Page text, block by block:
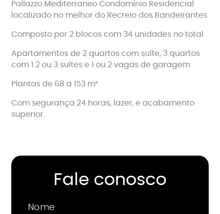
Pallazzo Mediterraneo Condomínio Residencial
localizado no melhor do Recreio dos Bandeirantes
Composto por 2 blocos com 34 unidades no total
Apartamentos de 2 quartos com suíte, 3 quartos
com 1 2 ou 3 suítes e 1 ou 2 vagas de garagem
Plantas de 68 a 153 m²
Com segurança 24 horas, lazer, e acabamento
superior.
Fale conosco